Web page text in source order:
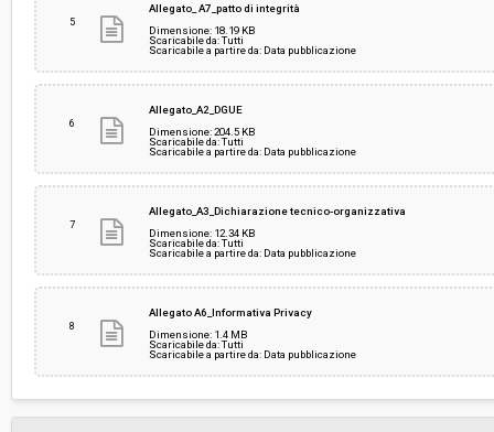
5
Allegato_ A7_patto di integrità
Dimensione: 18.19 KB
Scaricabile da: Tutti
Scaricabile a partire da: Data pubblicazione
6
Allegato_A2_DGUE
Dimensione: 204.5 KB
Scaricabile da: Tutti
Scaricabile a partire da: Data pubblicazione
7
Allegato_A3_Dichiarazione tecnico-organizzativa
Dimensione: 12.34 KB
Scaricabile da: Tutti
Scaricabile a partire da: Data pubblicazione
8
Allegato A6_Informativa Privacy
Dimensione: 1.4 MB
Scaricabile da: Tutti
Scaricabile a partire da: Data pubblicazione